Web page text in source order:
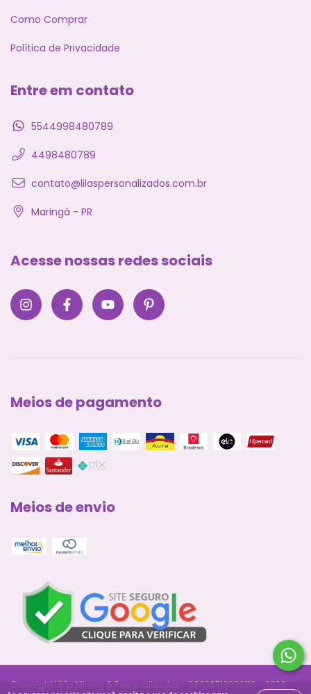
Como Comprar
Política de Privacidade
Entre em contato
5544998480789
4498480789
contato@lilaspersonalizados.com.br
Maringá - PR
Acesse nossas redes sociais
Meios de pagamento
Meios de envio
Copyright Lilás Mimos & Personalizados - 36636718000116 - 2026.